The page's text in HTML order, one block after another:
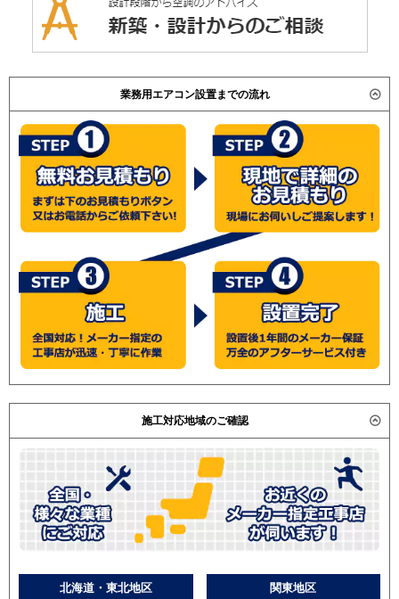
業務用エアコン設置までの流れ
施工対応地域のご確認
北海道・東北地区 関東地区